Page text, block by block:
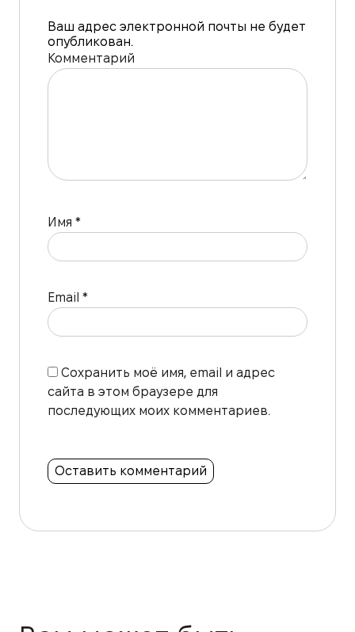
Ваш адрес электронной почты не будет
опубликован.
Комментарий
Имя *
Email *
Сохранить моё имя, email и адрес
сайта в этом браузере для
последующих моих комментариев.